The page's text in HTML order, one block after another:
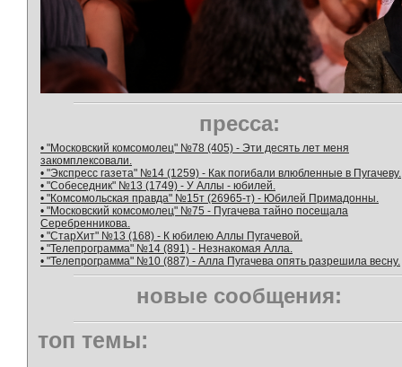
пресса:
• "Московский комсомолец" №78 (405) - Эти десять лет меня
закомплексовали.
• "Экспресс газета" №14 (1259) - Как погибали влюбленные в Пугачеву.
• "Собеседник" №13 (1749) - У Аллы - юбилей.
• "Комсомольская правда" №15т (26965-т) - Юбилей Примадонны.
• "Московский комсомолец" №75 - Пугачева тайно посещала
Серебренникова.
• "СтарХит" №13 (168) - К юбилею Аллы Пугачевой.
• "Телепрограмма" №14 (891) - Незнакомая Алла.
• "Телепрограмма" №10 (887) - Алла Пугачева опять разрешила весну.
новые сообщения:
топ темы: